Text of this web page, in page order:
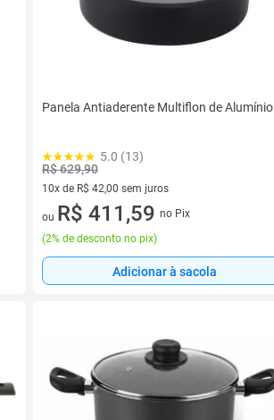
Panela Antiaderente Multiflon de Alumínio
5.0 (13)
R$ 629,90
10x de R$ 42,00 sem juros
10 vez de R$ 42,00 sem juros
ou R$ 411,59 no Pix
(2% de desconto no pix)
Adicionar à sacola